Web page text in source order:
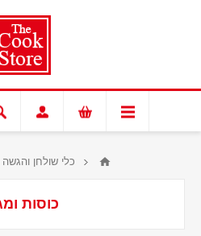
כלי שולחן והגשה
כוסות